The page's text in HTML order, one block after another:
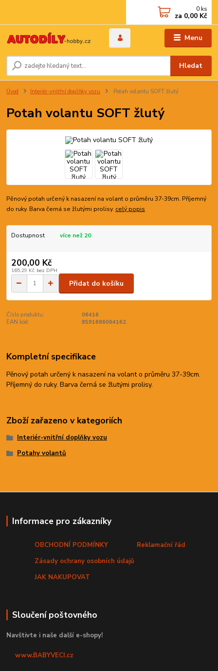
Menu
Hledat
0 ks
za 0,00 Kč
Úvod Interiér-vnitřní doplňky vozu Potah volantu SOFT žlutý
Potah volantu SOFT žlutý
Pěnový potah určený k nasazení na volant o průměru 37-39cm. Příjemný
do ruky. Barva černá se žlutými prolisy. celý popis
Dostupnost více než 20
200,00 Kč
165,29 Kč bez DPH
Přidat do košíku
Číslo produktu:
06416
EAN kód:
8591686064162
Kompletní specifikace
Pěnový potah určený k nasazení na volant o průměru 37-39cm.
Příjemný do ruky. Barva černá se žlutými prolisy.
Zboží zařazeno v kategoriích
Interiér-vnitřní doplňky vozu
Potahy volantů
Informace pro zákazníky
OBCHODNÍ PODMÍNKY
Reklamační řád
Zásady ochrany osobních údajů
JAK NAKUPOVAT
Sloučení poštovného
Navštivte i naše další e-shopy!
www.BABYVECI.cz